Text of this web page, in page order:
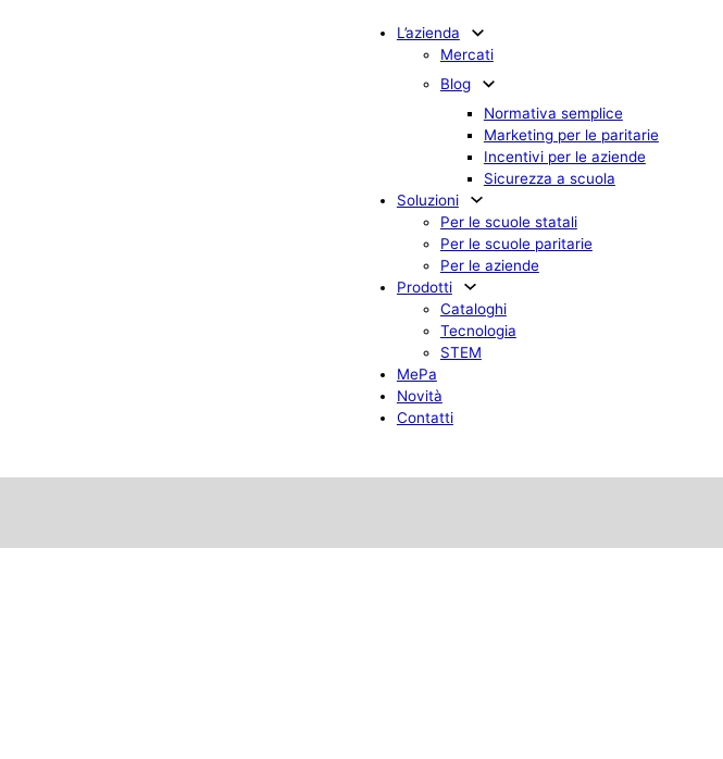
L’azienda
Mercati
Blog
Normativa semplice
Marketing per le paritarie
Incentivi per le aziende
Sicurezza a scuola
Soluzioni
Per le scuole statali
Per le scuole paritarie
Per le aziende
Prodotti
Cataloghi
Tecnologia
STEM
MePa
Novità
Contatti